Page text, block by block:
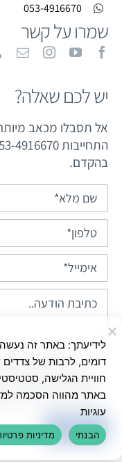
053-4916670
שמרו על קשר
יש לכם שאלה?
אל תסבלו מכאב
בהקדם.
בשליחת הטופס
קשר ולדיוור
ניתן לבטל את
דומים, לרבות של
חוויית הגלישה,
באתר מהווה הסכמה
עוגיות
הבנתי מדיניות